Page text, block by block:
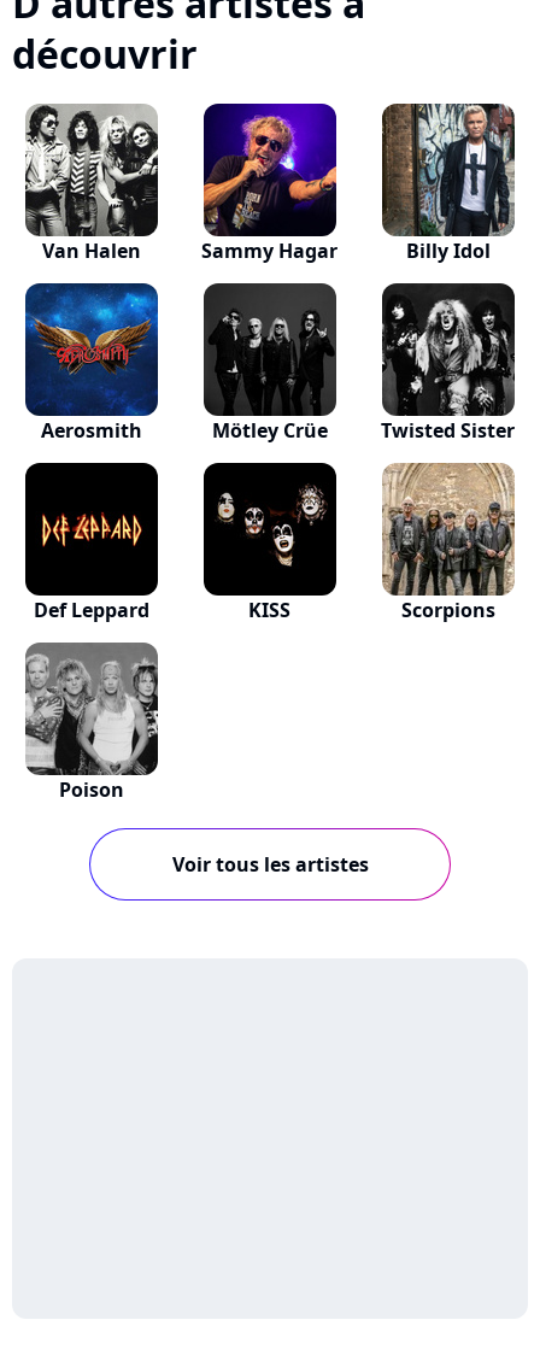
découvrir
Van Halen Sammy Hagar Billy Idol
Aerosmith Mötley Crüe Twisted Sister
Def Leppard KISS Scorpions
Poison
Voir tous les artistes